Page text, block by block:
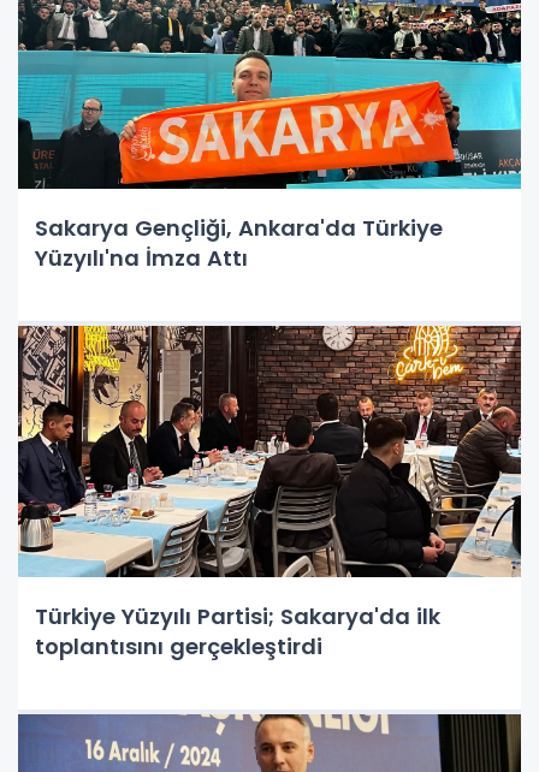
Sakarya Gençliği, Ankara'da Türkiye
Yüzyılı'na İmza Attı
Türkiye Yüzyılı Partisi; Sakarya'da ilk
toplantısını gerçekleştirdi